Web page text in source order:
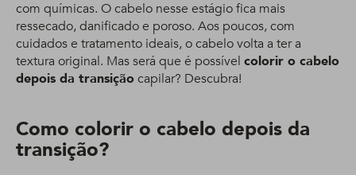
com químicas. O cabelo nesse estágio fica mais
ressecado, danificado e poroso. Aos poucos, com
cuidados e tratamento ideais, o cabelo volta a ter a
textura original. Mas será que é possível colorir o cabelo
depois da transição capilar? Descubra!
Como colorir o cabelo depois da
transição?